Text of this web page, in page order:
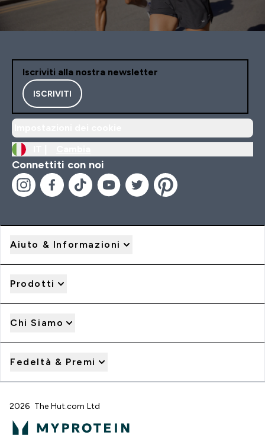
Iscriviti alla nostra newsletter
ISCRIVITI
Connettiti con noi
Aiuto & Informazioni
Prodotti
Chi Siamo
Fedeltà & Premi
2026 The Hut.com Ltd